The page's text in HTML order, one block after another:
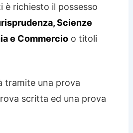
è richiesto il possesso
Scienze
e Commercio o titoli
tramite una prova
scritta ed una prova